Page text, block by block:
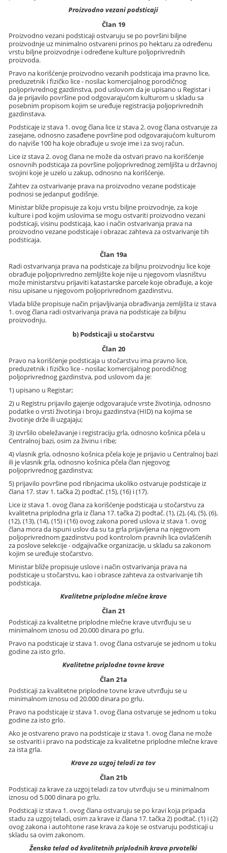
Proizvodno vezani podsticaji
Član 19
Proizvodno vezani podsticaji ostvaruju se po površini biljne
proizvodnje uz minimalno ostvareni prinos po hektaru za određenu
vrstu biljne proizvodnje i određene kulture poljoprivrednih
proizvoda.
Pravo na korišćenje proizvodno vezanih podsticaja ima pravno lice,
preduzetnik i fizičko lice - nosilac komercijalnog porodičnog
poljoprivrednog gazdinstva, pod uslovom da je upisano u Registar i
da je prijavilo površine pod odgovarajućom kulturom u skladu sa
posebnim propisom kojim se uređuje registracija poljoprivrednih
gazdinstava.
Podsticaje iz stava 1. ovog člana lice iz stava 2. ovog člana ostvaruje za
zasejane, odnosno zasađene površine pod odgovarajućom kulturom
do najviše 100 ha koje obrađuje u svoje ime i za svoj račun.
Lice iz stava 2. ovog člana ne može da ostvari pravo na korišćenje
osnovnih podsticaja za površine poljoprivrednog zemljišta u državnoj
svojini koje je uzelo u zakup, odnosno na korišćenje.
Zahtev za ostvarivanje prava na proizvodno vezane podsticaje
podnosi se jedanput godišnje.
Ministar bliže propisuje za koju vrstu biljne proizvodnje, za koje
kulture i pod kojim uslovima se mogu ostvariti proizvodno vezani
podsticaji, visinu podsticaja, kao i način ostvarivanja prava na
proizvodno vezane podsticaje i obrazac zahteva za ostvarivanje tih
podsticaja.
Član 19a
Radi ostvarivanja prava na podsticaje za biljnu proizvodnju lice koje
obrađuje poljoprivredno zemljište koje nije u njegovom vlasništvu
može ministarstvu prijaviti katastarske parcele koje obrađuje, a koje
nisu upisane u njegovom poljoprivrednom gazdinstvu.
Vlada bliže propisuje način prijavljivanja obrađivanja zemljišta iz stava
1. ovog člana radi ostvarivanja prava na podsticaje za biljnu
proizvodnju.
b) Podsticaji u stočarstvu
Član 20
Pravo na korišćenje podsticaja u stočarstvu ima pravno lice,
preduzetnik i fizičko lice - nosilac komercijalnog porodičnog
poljoprivrednog gazdinstva, pod uslovom da je:
1) upisano u Registar;
2) u Registru prijavilo gajenje odgovarajuće vrste životinja, odnosno
podatke o vrsti životinja i broju gazdinstva (HID) na kojima se
životinje drže ili uzgajaju;
3) izvršilo obeležavanje i registraciju grla, odnosno košnica pčela u
Centralnoj bazi, osim za živinu i ribe;
4) vlasnik grla, odnosno košnica pčela koje je prijavio u Centralnoj bazi
ili je vlasnik grla, odnosno košnica pčela član njegovog
poljoprivrednog gazdinstva;
5) prijavilo površine pod ribnjacima ukoliko ostvaruje podsticaje iz
člana 17. stav 1. tačka 2) podtač. (15), (16) i (17).
Lice iz stava 1. ovog člana za korišćenje podsticaja u stočarstvu za
kvalitetna priplodna grla iz člana 17. tačka 2) podtač. (1), (2), (4), (5), (6),
(12), (13), (14), (15) i (16) ovog zakona pored uslova iz stava 1. ovog
člana mora da ispuni uslov da su ta grla prijavljena na njegovom
poljoprivrednom gazdinstvu pod kontrolom pravnih lica ovlašćenih
za poslove selekcije - odgajivačke organizacije, u skladu sa zakonom
kojim se uređuje stočarstvo.
Ministar bliže propisuje uslove i način ostvarivanja prava na
podsticaje u stočarstvu, kao i obrasce zahteva za ostvarivanje tih
podsticaja.
Kvalitetne priplodne mlečne krave
Član 21
Podsticaji za kvalitetne priplodne mlečne krave utvrđuju se u
minimalnom iznosu od 20.000 dinara po grlu.
Pravo na podsticaje iz stava 1. ovog člana ostvaruje se jednom u toku
godine za isto grlo.
Kvalitetne priplodne tovne krave
Član 21a
Podsticaji za kvalitetne priplodne tovne krave utvrđuju se u
minimalnom iznosu od 20.000 dinara po grlu.
Pravo na podsticaje iz stava 1. ovog člana ostvaruje se jednom u toku
godine za isto grlo.
Ako je ostvareno pravo na podsticaje iz stava 1. ovog člana ne može
se ostvariti i pravo na podsticaje za kvalitetne priplodne mlečne krave
za ista grla.
Krave za uzgoj teladi za tov
Član 21b
Podsticaji za krave za uzgoj teladi za tov utvrđuju se u minimalnom
iznosu od 5.000 dinara po grlu.
Podsticaji iz stava 1. ovog člana ostvaruju se po kravi koja pripada
stadu za uzgoj teladi, osim za krave iz člana 17. tačka 2) podtač. (1) i (2)
ovog zakona i autohtone rase krava za koje se ostvaruju podsticaji u
skladu sa ovim zakonom.
Ženska telad od kvalitetnih priplodnih krava prvotelki